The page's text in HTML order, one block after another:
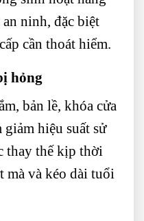
ninh, đặc biệt
cần thoát hiểm.
hỏng
bản lề, khóa cửa
giảm hiệu suất sử
thay thế kịp thời
mà và kéo dài tuổi